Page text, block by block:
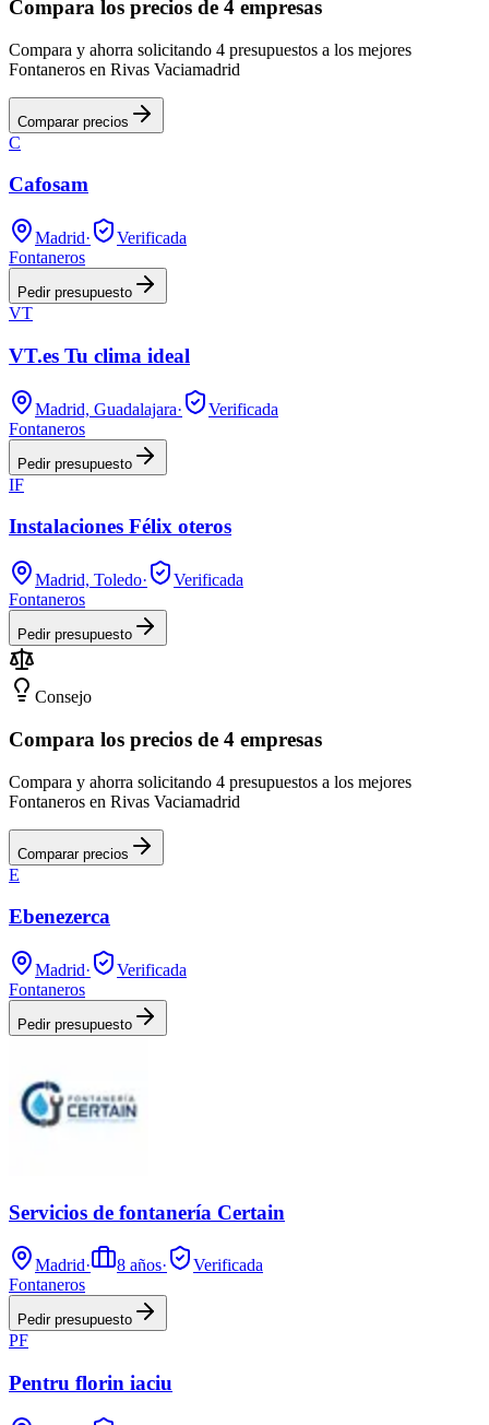
Compara los precios de 4 empresas
Compara y ahorra solicitando 4 presupuestos a los mejores
Fontaneros en Rivas Vaciamadrid
Comparar precios
C
Cafosam
Madrid·
Verificada
Fontaneros
Pedir presupuesto
VT
VT.es Tu clima ideal
Madrid, Guadalajara·
Verificada
Fontaneros
Pedir presupuesto
IF
Instalaciones Félix oteros
Madrid, Toledo·
Verificada
Fontaneros
Pedir presupuesto
Consejo
Compara los precios de 4 empresas
Compara y ahorra solicitando 4 presupuestos a los mejores
Fontaneros en Rivas Vaciamadrid
Comparar precios
E
Ebenezerca
Madrid·
Verificada
Fontaneros
Pedir presupuesto
Servicios de fontanería Certain
Madrid· 8 años·
Verificada
Fontaneros
Pedir presupuesto
PF
Pentru florin iaciu